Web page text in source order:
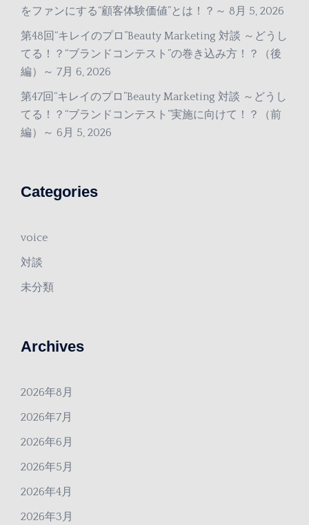
をファンにする“顧客体験価値”とは！？～ 8月 5, 2026
第48回“キレイのプロ”Beauty Marketing 対談 ～どうし
てる！？“ブランドコンテスト”の巻き込み方！？（後
編）～ 7月 6, 2026
第47回“キレイのプロ”Beauty Marketing 対談 ～どうし
てる！？“ブランドコンテスト”実施に向けて！？（前
編）～ 6月 5, 2026
Categories
voice
対談
未分類
Archives
2026年8月
2026年7月
2026年6月
2026年5月
2026年4月
2026年3月